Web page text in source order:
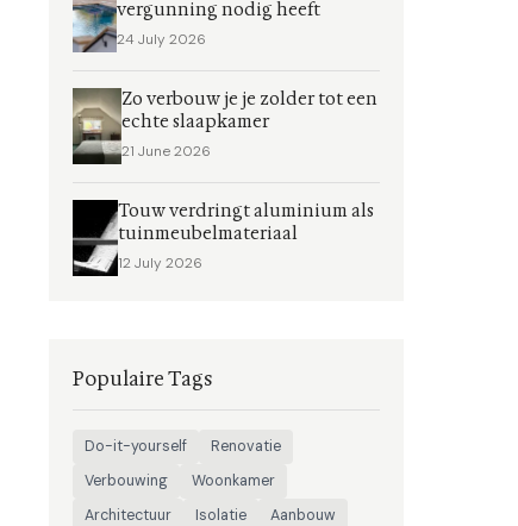
vergunning nodig heeft
24 July 2026
Zo verbouw je je zolder tot een
echte slaapkamer
21 June 2026
Touw verdringt aluminium als
tuinmeubelmateriaal
12 July 2026
Populaire Tags
Do-it-yourself
Renovatie
Verbouwing
Woonkamer
Architectuur
Isolatie
Aanbouw